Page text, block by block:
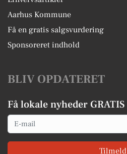
Aarhus Kommune
Få en gratis salgsvurdering
Sponsoreret indhold
BLIV OPDATERET
Få lokale nyheder GRATIS
Email
Tilmeld